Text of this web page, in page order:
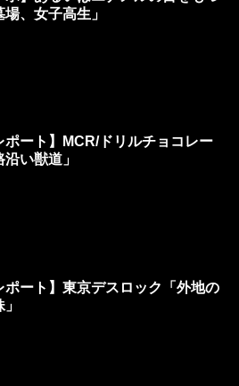
、女子高生」
ポート】MCR/ドリルチョコレー
沿い獣道」
ポート】東京デスロック「外地の